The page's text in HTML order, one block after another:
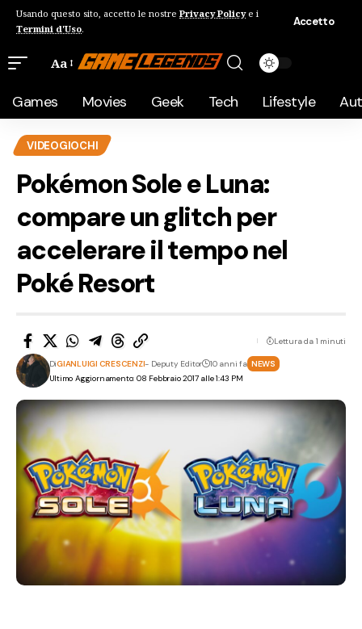
Usando questo sito, accetto le nostre Privacy Policye i
Termini d'Uso.
Accetto
Aa
Games Movies Geek Tech Lifestyle
VIDEOGIOCHI
Pokémon Sole e Luna:
compare un glitch per
accelerare il tempo nel
Poké Resort
Ultimo Aggiornamento: 08 Febbraio 2017 alle 1:43 PM
DiGIANLUIGI CRESCENZI- Deputy Editor 10 anni fa NEWS
Lettura da 1 minuti